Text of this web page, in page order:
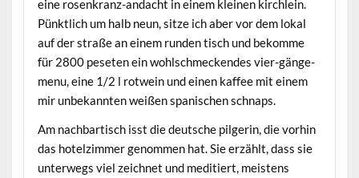
eine rosenkranz-andacht in einem kleinen kirchlein.
Pünktlich um halb neun, sitze ich aber vor dem lokal
auf der straße an einem runden tisch und bekomme
für 2800 peseten ein wohlschmeckendes vier-gänge-
menu, eine 1/2 l rotwein und einen kaffee mit einem
mir unbekannten weißen spanischen schnaps.
Am nachbartisch isst die deutsche pilgerin, die vorhin
das hotelzimmer genommen hat. Sie erzählt, dass sie
unterwegs viel zeichnet und meditiert, meistens